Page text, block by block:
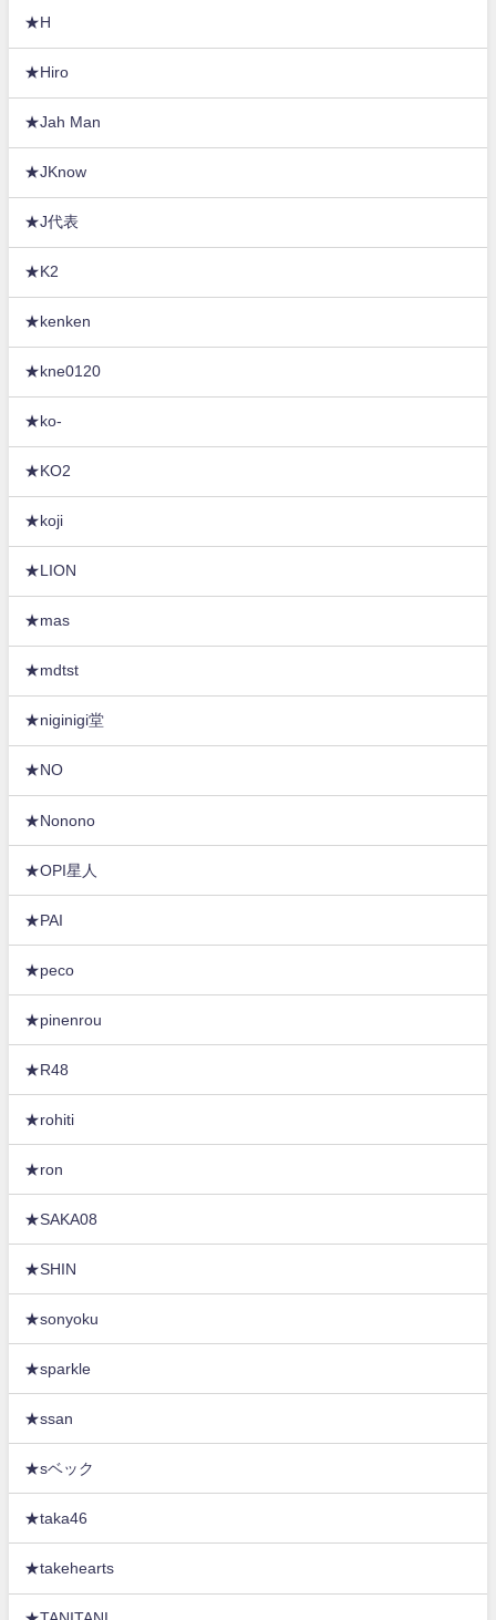
★H
★Hiro
★Jah Man
★JKnow
★J代表
★K2
★kenken
★kne0120
★ko-
★KO2
★koji
★LION
★mas
★mdtst
★niginigi堂
★NO
★Nonono
★OPI星人
★PAI
★peco
★pinenrou
★R48
★rohiti
★ron
★SAKA08
★SHIN
★sonyoku
★sparkle
★ssan
★sベック
★taka46
★takehearts